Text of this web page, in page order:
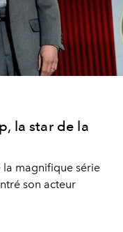
la star de la
magnifique série
son acteur